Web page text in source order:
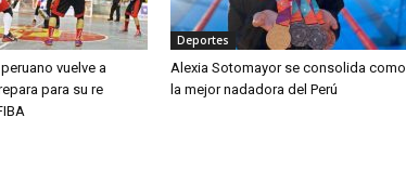
vuelve a
para su re
Deportes
Alexia Sotomayor se consolida como
la mejor nadadora del Perú